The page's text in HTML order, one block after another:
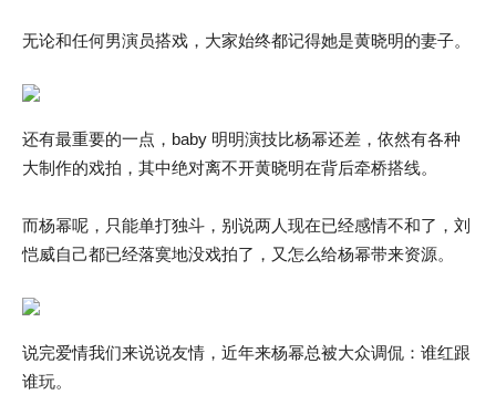
无论和任何男演员搭戏，大家始终都记得她是黄晓明的妻子。
还有最重要的一点，baby 明明演技比杨幂还差，依然有各种
大制作的戏拍，其中绝对离不开黄晓明在背后牵桥搭线。
而杨幂呢，只能单打独斗，别说两人现在已经感情不和了，刘
恺威自己都已经落寞地没戏拍了，又怎么给杨幂带来资源。
说完爱情我们来说说友情，近年来杨幂总被大众调侃：谁红跟
谁玩。